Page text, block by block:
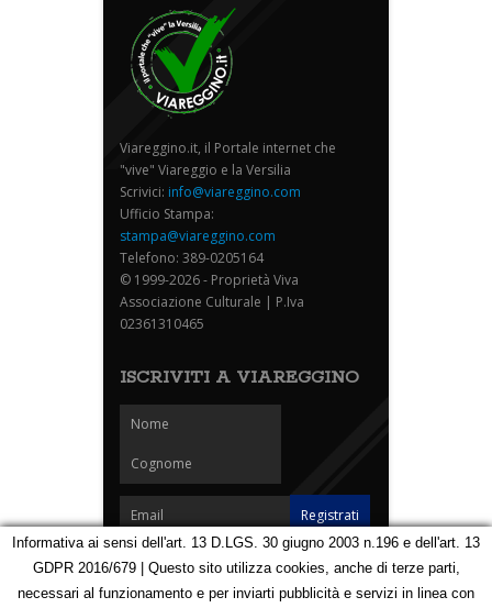
Viareggino.it, il Portale internet che
"vive" Viareggio e la Versilia
Scrivici: info@viareggino.com
Ufficio Stampa:
stampa@viareggino.com
Telefono: 389-0205164
© 1999-2026 - Proprietà Viva
Associazione Culturale | P.Iva
02361310465
ISCRIVITI A VIAREGGINO
Homepage Notizie Speciali Eventi
Foto Carnevale
Informativa ai sensi dell'art. 13 D.LGS. 30 giugno 2003 n.196 e dell'art. 13
GDPR 2016/679 | Questo sito utilizza cookies, anche di terze parti,
necessari al funzionamento e per inviarti pubblicità e servizi in linea con